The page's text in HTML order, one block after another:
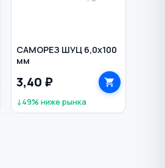
САМОРЕЗ ШУЦ 6,0х100
мм
3,40 ₽
↓49% ниже рынка